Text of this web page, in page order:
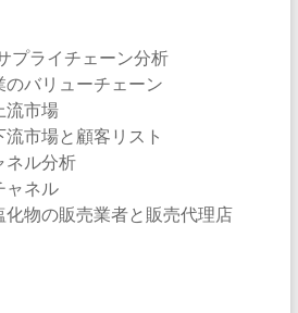
プライチェーン分析
のバリューチェーン
流市場
流市場と顧客リスト
ネル分析
ネル
物の販売業者と販売代理店